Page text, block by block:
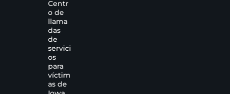
Centr
o de
llama
das
de
servici
os
para
víctim
as de